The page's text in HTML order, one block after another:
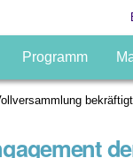
Programm